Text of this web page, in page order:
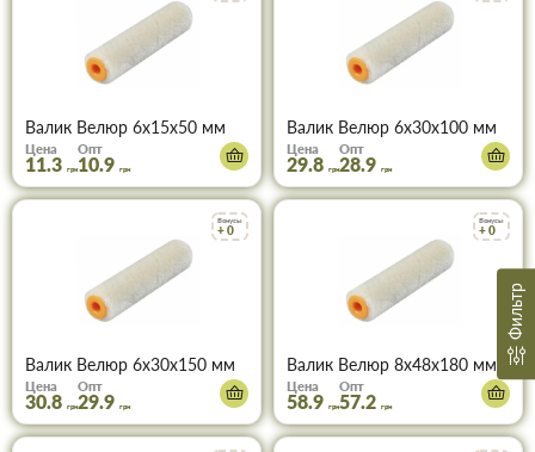
Валик Велюр 6х15х50 мм
Цена
11.3 грн
Опт
10.9 грн
Валик Велюр 6х30х100 мм
Цена
29.8 грн
Опт
28.9 грн
Бонусы
+ 0
Валик Велюр 6х30х150 мм
Цена
30.8 грн
Опт
29.9 грн
Бонусы
+ 0
Валик Велюр 8х48х180 мм
Цена
58.9 грн
Опт
57.2 грн
Фильтр